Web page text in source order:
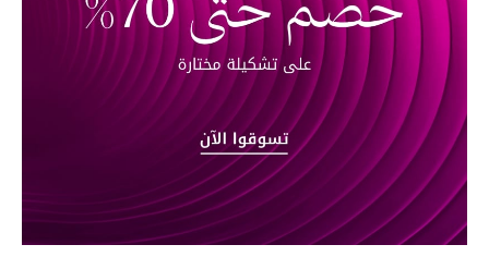
الحقائب النسائية
دليل ملتزمات الحقائب
حقائب رجالية
حقائب الأطفال
أبرز المصممين